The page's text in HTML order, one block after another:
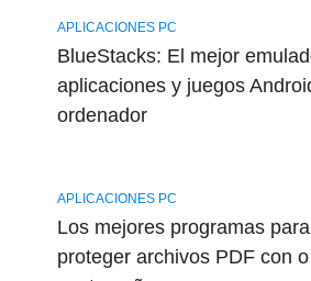
APLICACIONES PC
BlueStacks: El mejor
aplicaciones y juegos
ordenador
APLICACIONES PC
Los mejores programas
proteger archivos PDF con